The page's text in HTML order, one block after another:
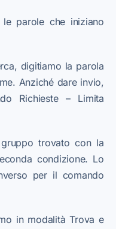
parole che iniziano
digitiamo la parola
Anziché dare invio,
Richieste – Limita
trovato con la
condizione. Lo
per il comando
in modalità Trova e